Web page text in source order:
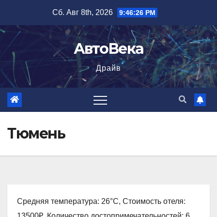
содержимому
Сб. Авг 8th, 2026 9:46:27 PM
АвтоВека
Драйв
Тюмень
Средняя температура: 26°C, Стоимость отеля: